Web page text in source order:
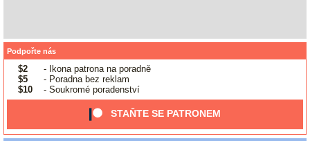
Podpořte nás
$2
- Ikona patrona na poradně
$5
- Poradna bez reklam
$10
- Soukromé poradenství
STAŇTE SE PATRONEM